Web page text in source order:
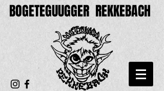
BOGETEGUUGGER REKKEBACH